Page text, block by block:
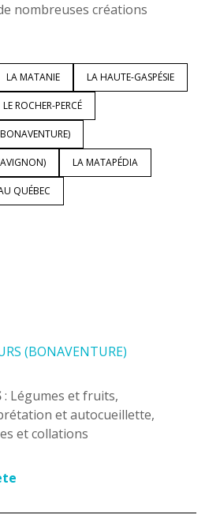
nombreuses créations
LA MATANIE LA HAUTE-GASPÉSIE
LE ROCHER-PERCÉ
LA MATAPÉDIA
QUÉBEC
(BONAVENTURE)
: Légumes et fruits,
et autocueillette,
et collations